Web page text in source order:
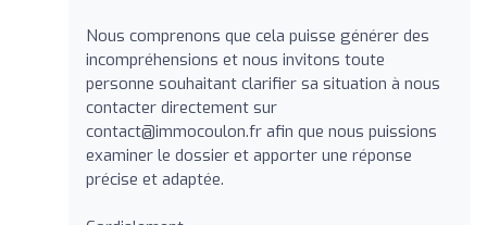
Nous comprenons que cela puisse générer des
incompréhensions et nous invitons toute
personne souhaitant clarifier sa situation à nous
contacter directement sur
contact@immocoulon.fr afin que nous puissions
examiner le dossier et apporter une réponse
précise et adaptée.